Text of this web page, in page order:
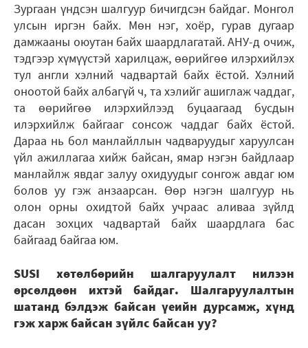
Зургаан үндсэн шалгуур бичигдсэн байдаг. Монгол
улсын иргэн байх. Мөн нэг, хоёр, гурав дугаар
дамжааны оюутан байх шаардлагатай. АНУ-д очиж,
тэдгээр хүмүүстэй харилцаж, өөрийгөө илэрхийлэх
тул англи хэлний чадвартай байх ёстой. Хэлний
оноотой байх албагүй ч, та хэлийг ашиглаж чаддаг,
та өөрийгөө илэрхийлээд буцаагаад бусдын
илэрхийлж байгааг сонсож чаддаг байх ёстой.
Дараа нь бол манлайллын чадваруудыг харуулсан
үйл ажиллагаа хийж байсан, ямар нэгэн байдлаар
манлайлж явдаг залуу охидуудыг сонгож авдаг юм
болов уу гэж анзаарсан. Өөр нэгэн шалгуур нь
олон орны охидтой байх учраас аливаа зүйлд
дасан зохцих чадвартай байх шаардлага бас
байгаад байгаа юм.
SUSI хөтөлбөрийн шалгаруулалт нилээн
өрсөлдөөн ихтэй байдаг. Шалгаруулалтын
шатанд бэлдэж байсан үеийн дурсамж, хүнд
гэж харж байсан зүйлс байсан уу?